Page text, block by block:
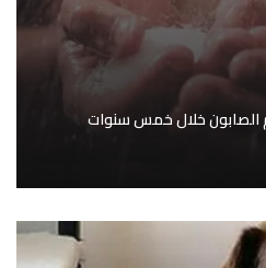
الصابون خلال خمس سنوات